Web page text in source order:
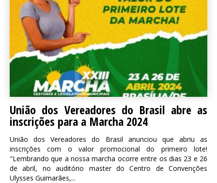
União dos Vereadores do Brasil abre as
inscrições para a Marcha 2024
União dos Vereadores do Brasil anunciou que abriu as
inscrições com o valor promocional do primeiro lote!
"Lembrando que a nossa marcha ocorre entre os dias 23 e 26
de abril, no auditório master do Centro de Convenções
Ulysses Guimarães,...